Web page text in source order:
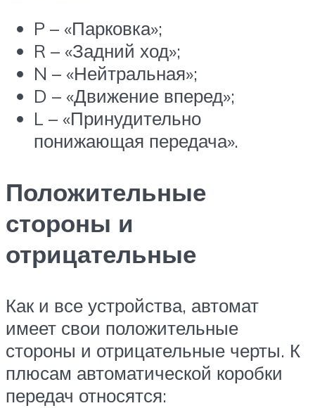
P – «Парковка»;
R – «Задний ход»;
N – «Нейтральная»;
D – «Движение вперед»;
L – «Принудительно
понижающая передача».
Положительные
стороны и
отрицательные
Как и все устройства, автомат
имеет свои положительные
стороны и отрицательные черты. К
плюсам автоматической коробки
передач относятся: